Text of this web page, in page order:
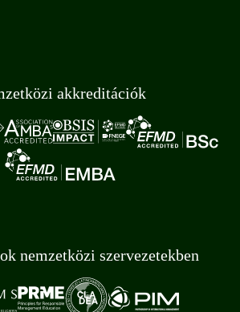
akkreditációk
nemzetközi szervezetekben